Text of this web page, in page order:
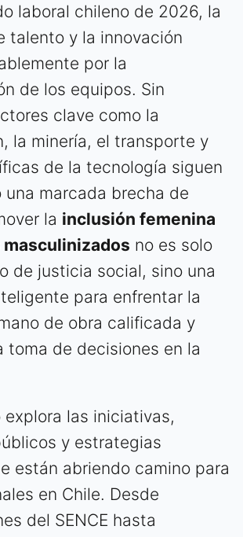
laboral chileno de 2026, la
talento y la innovación
por la
de los equipos. Sin
clave como la
la minería, el transporte y
de la tecnología siguen
una marcada brecha de
la inclusión femenina
no es solo
de justicia social, sino una
para enfrentar la
de obra calificada y
toma de decisiones en la
las iniciativas,
y estrategias
están abriendo camino para
en Chile. Desde
del SENCE hasta